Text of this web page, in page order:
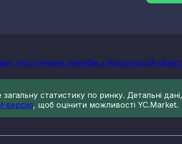
текстильних виробів в Херсонській
статистику по ринку. Детальні
версію, щоб оцінити можливості YC.Market.